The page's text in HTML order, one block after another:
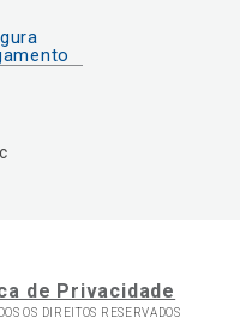
de Privacidade
OS DIREITOS RESERVADOS